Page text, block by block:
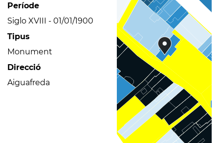
Període
Siglo XVIII - 01/01/1900
Tipus
Monument
Direcció
Aiguafreda